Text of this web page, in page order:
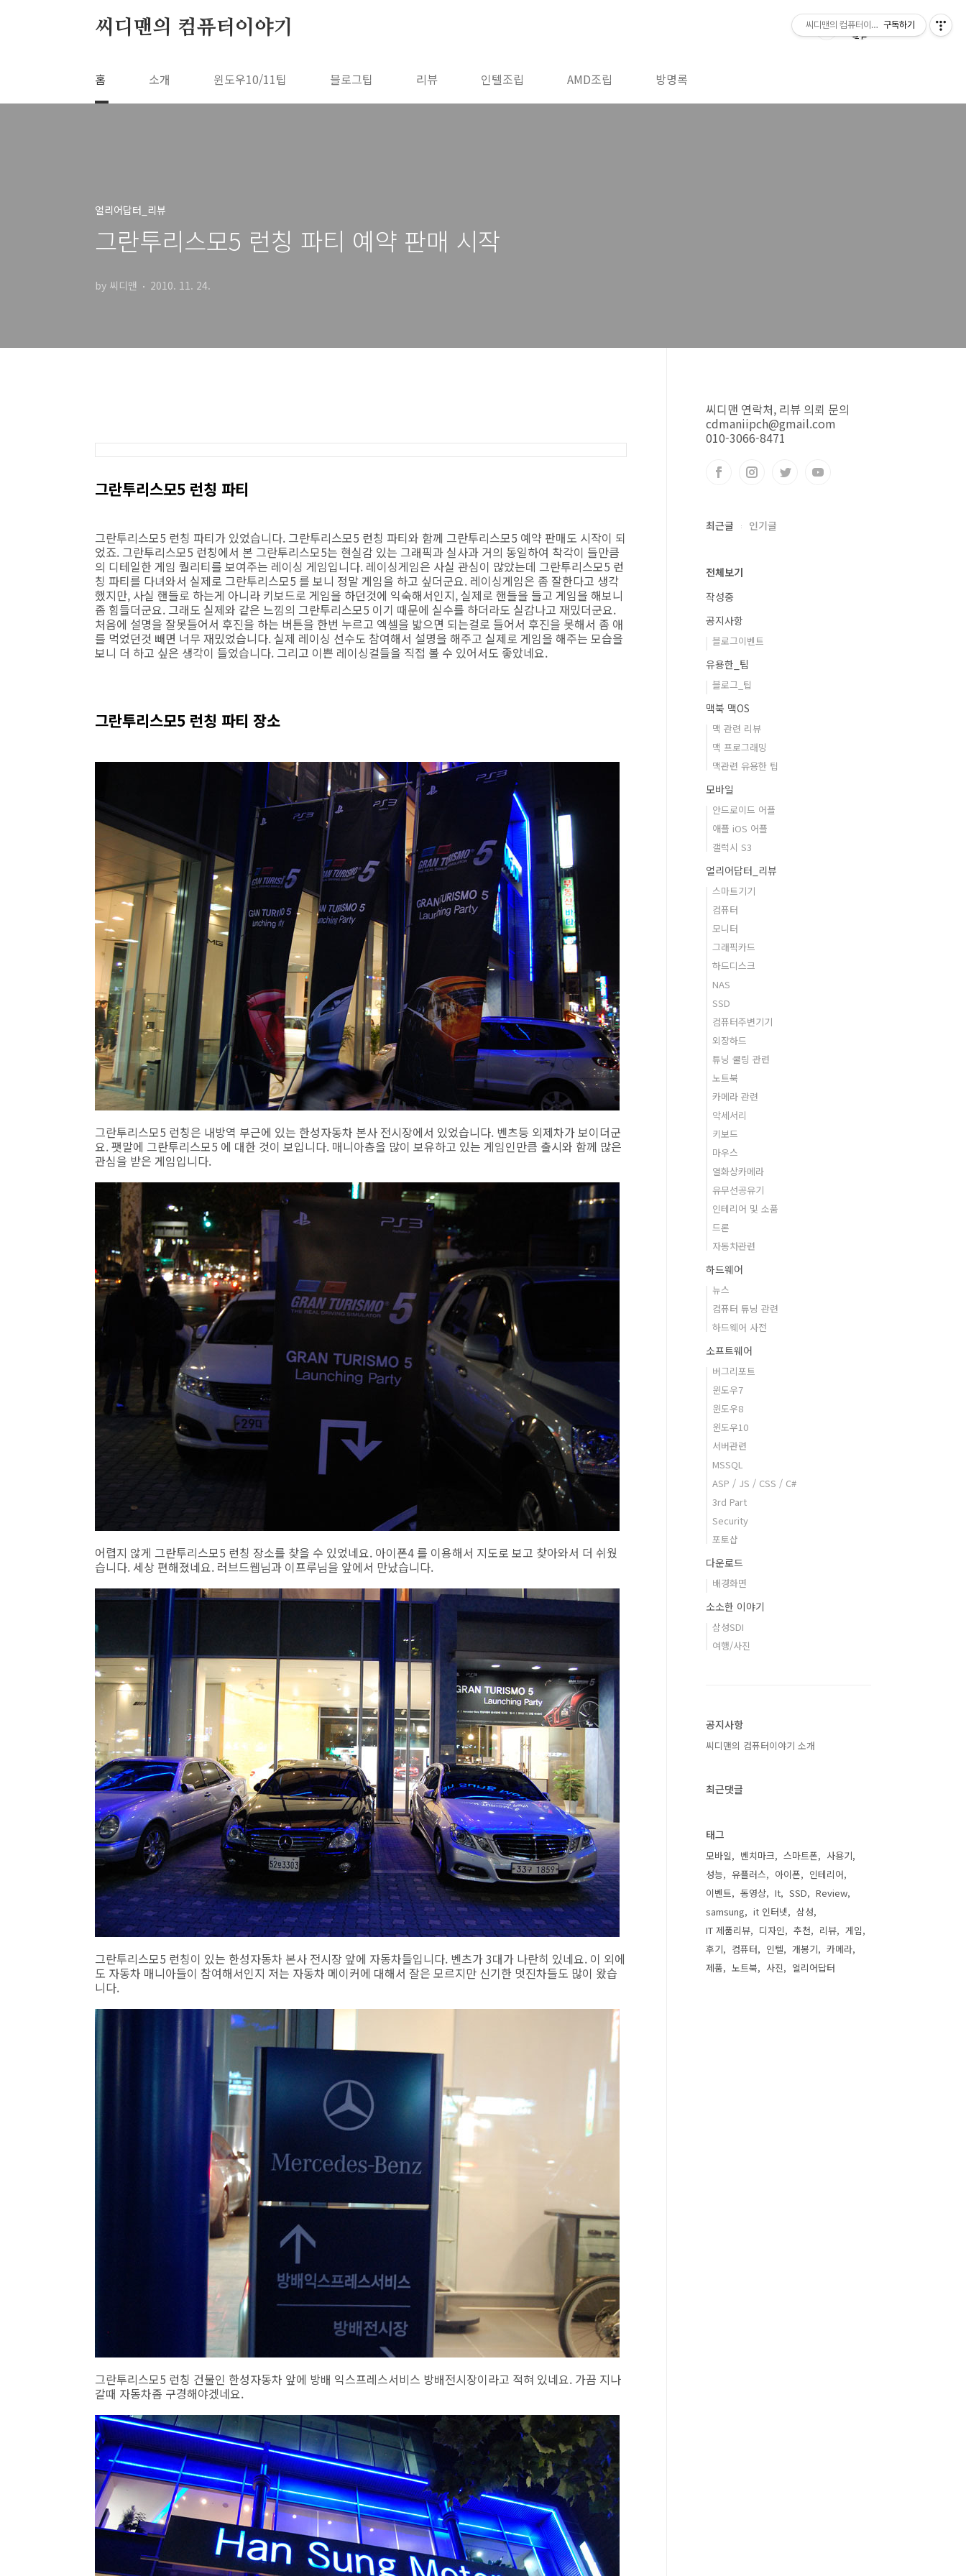
씨디맨의 컴퓨터이야기
홈 소개 윈도우10/11팁 블로그팁 리뷰 인텔조립 AMD조립 방명록
얼리어답터_리뷰
그란투리스모5 런칭 파티 예약 판매 시작
by 씨디맨 2010. 11. 24.
그란투리스모5 런칭 파티
그란투리스모5 런칭 파티가 있었습니다. 그란투리스모5 런칭 파티와 함께 그란투리스모5 예약 판매도 시작이 되
었죠. 그란투리스모5 런칭에서 본 그란투리스모5는 현실감 있는 그래픽과 실사과 거의 동일하여 착각이 들만큼
의 디테일한 게임 퀄리티를 보여주는 레이싱 게임입니다. 레이싱게임은 사실 관심이 많았는데 그란투리스모5 런
칭 파티를 다녀와서 실제로 그란투리스모5 를 보니 정말 게임을 하고 싶더군요. 레이싱게임은 좀 잘한다고 생각
했지만, 사실 핸들로 하는게 아니라 키보드로 게임을 하던것에 익숙해서인지, 실제로 핸들을 들고 게임을 해보니
좀 힘들더군요. 그래도 실제와 같은 느낌의 그란투리스모5 이기 때문에 실수를 하더라도 실감나고 재밌더군요.
처음에 설명을 잘못들어서 후진을 하는 버튼을 한번 누르고 엑셀을 밟으면 되는걸로 들어서 후진을 못해서 좀 애
를 먹었던것 빼면 너무 재밌었습니다. 실제 레이싱 선수도 참여해서 설명을 해주고 실제로 게임을 해주는 모습을
보니 더 하고 싶은 생각이 들었습니다. 그리고 이쁜 레이싱걸들을 직접 볼 수 있어서도 좋았네요.
그란투리스모5 런칭 파티 장소
그란투리스모5 런칭은 내방역 부근에 있는 한성자동차 본사 전시장에서 있었습니다. 벤츠등 외제차가 보이더군
요. 팻말에 그란투리스모5 에 대한 것이 보입니다. 매니아층을 많이 보유하고 있는 게임인만큼 출시와 함께 많은
관심을 받은 게임입니다.
어렵지 않게 그란투리스모5 런칭 장소를 찾을 수 있었네요. 아이폰4 를 이용해서 지도로 보고 찾아와서 더 쉬웠
습니다. 세상 편해졌네요. 러브드웹님과 이프루님을 앞에서 만났습니다.
그란투리스모5 런칭이 있는 한성자동차 본사 전시장 앞에 자동차들입니다. 벤츠가 3대가 나란히 있네요. 이 외에
도 자동차 매니아들이 참여해서인지 저는 자동차 메이커에 대해서 잘은 모르지만 신기한 멋진차들도 많이 왔습
니다.
그란투리스모5 런칭 건물인 한성자동차 앞에 방배 익스프레스서비스 방배전시장이라고 적혀 있네요. 가끔 지나
갈때 자동차좀 구경해야겠네요.
씨디맨 연락처, 리뷰 의뢰 문의
cdmaniipch@gmail.com
010-3066-8471
최근글 인기글
전체보기
작성중
공지사항
블로그이벤트
유용한_팁
블로그_팁
맥북 맥OS
맥 관련 리뷰
맥 프로그래밍
맥관련 유용한 팁
모바일
안드로이드 어플
애플 iOS 어플
갤럭시 S3
얼리어답터_리뷰
스마트기기
컴퓨터
모니터
그래픽카드
하드디스크
NAS
SSD
컴퓨터주변기기
외장하드
튜닝 쿨링 관련
노트북
카메라 관련
악세서리
키보드
마우스
열화상카메라
유무선공유기
인테리어 및 소품
드론
자동차관련
하드웨어
뉴스
컴퓨터 튜닝 관련
하드웨어 사전
소프트웨어
버그리포트
윈도우7
윈도우8
윈도우10
서버관련
MSSQL
ASP / JS / CSS / C#
3rd Part
Security
포토샵
다운로드
배경화면
소소한 이야기
삼성SDI
여행/사진
공지사항
씨디맨의 컴퓨터이야기 소개
최근댓글
태그
모바일 벤치마크 스마트폰
사용기
성능
유플러스 아이폰
인테리어
이벤트
동영상 It SSD
Review
samsung
it 인터넷
삼성
IT 제품리뷰
디자인 추천 리뷰
게임
후기
컴퓨터 인텔 개봉기
카메라
제품
노트북 사진 얼리어답터
씨디맨의 컴퓨터이야기구독하기